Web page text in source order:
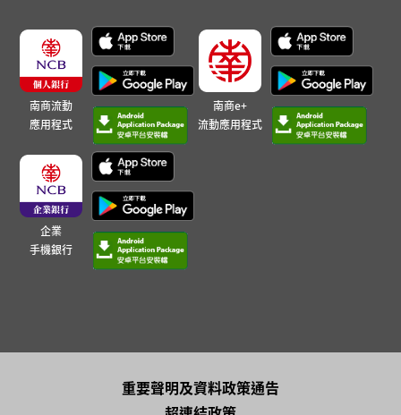
南商流動
應用程式
南商e+
流動應用程式
企業
手機銀行
重要聲明及資料政策通告